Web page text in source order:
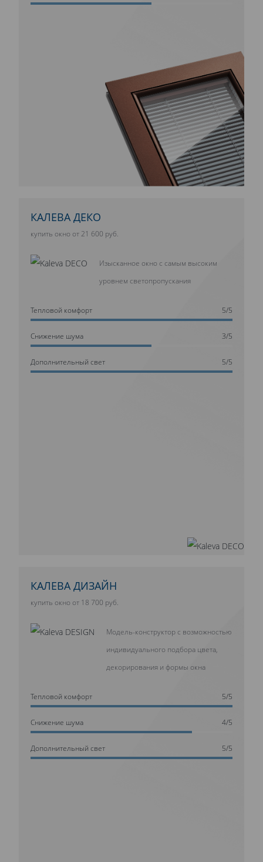
КАЛЕВА ДЕКО
купить окно от 21 600 руб.
Изысканное окно с самым высоким
уровнем светопропускания
Тепловой комфорт 5/5
Cнижение шума 3/5
Дополнительный свет 5/5
КАЛЕВА ДИЗАЙН
купить окно от 18 700 руб.
Модель-конструктор с возможностью
индивидуального подбора цвета,
декорирования и формы окна
Тепловой комфорт 5/5
Cнижение шума 4/5
Дополнительный свет 5/5